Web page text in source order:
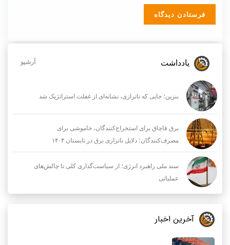
یادداشت آرشیو
بنزین؛ جایی که ناترازی، نشانه‌ای از غفلت استراتژیک شد
برق قاچاق برای استخراج‌کنندگان، خاموشی برای
مصرف‌کنندگان؛ دلایل ناترازی برق در تابستان ۱۴۰۴
سند ملی راهبرد انرژی؛ از سیاست‌گذاری کلی تا چالش‌های
عملیاتی
آخرین اخبار